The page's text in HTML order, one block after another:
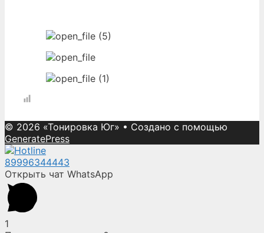
© 2026 «Тонировка Юг» • Создано с помощью
GeneratePress
89996344443
Открыть чат WhatsApp
1